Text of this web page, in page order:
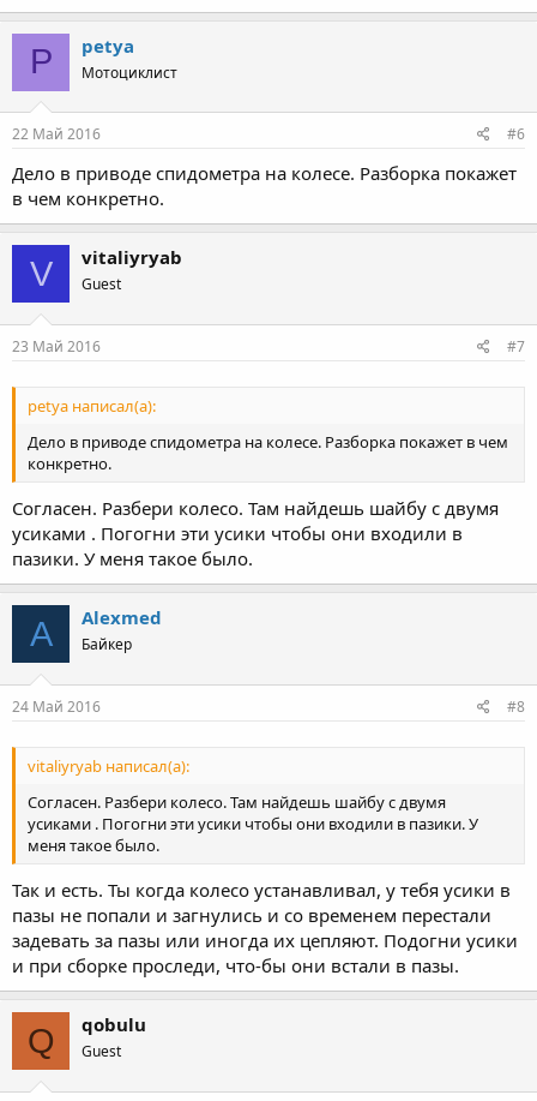
P petya
Мотоциклист
22 Май 2016 #6
Дело в приводе спидометра на колесе. Разборка покажет
в чем конкретно.
V vitaliyryab
Guest
23 Май 2016 #7
petya написал(а):
Дело в приводе спидометра на колесе. Разборка покажет в чем
конкретно.
Согласен. Разбери колесо. Там найдешь шайбу с двумя
усиками . Погогни эти усики чтобы они входили в
пазики. У меня такое было.
A Alexmed
Байкер
24 Май 2016 #8
vitaliyryab написал(а):
Согласен. Разбери колесо. Там найдешь шайбу с двумя
усиками . Погогни эти усики чтобы они входили в пазики. У
меня такое было.
Так и есть. Ты когда колесо устанавливал, у тебя усики в
пазы не попали и загнулись и со временем перестали
задевать за пазы или иногда их цепляют. Подогни усики
и при сборке проследи, что-бы они встали в пазы.
Q qobulu
Guest